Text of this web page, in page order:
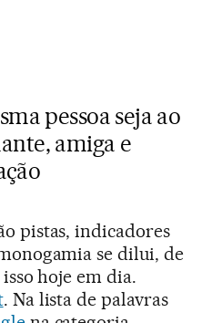
pessoa seja ao
amiga e
pistas, indicadores
se dilui, de
hoje em dia.
. Na lista de palavras